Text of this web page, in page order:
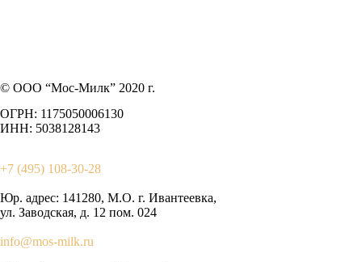
© ООО “Мос-Милк” 2020 г.
ОГРН: 1175050006130
ИНН: 5038128143
+7 (495) 108-30-28
Юр. адрес: 141280, М.О. г. Ивантеевка,
ул. Заводская, д. 12 пом. 024
info@mos-milk.ru